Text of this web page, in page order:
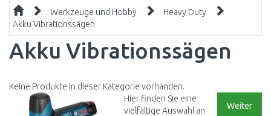
Werkzeuge und Hobby
Heavy Duty
Akku Vibrationssägen
Akku Vibrationssägen
Keine Produkte in dieser Kategorie vorhanden.
Weiter
Hier finden Sie eine
vielfältige Auswahl an